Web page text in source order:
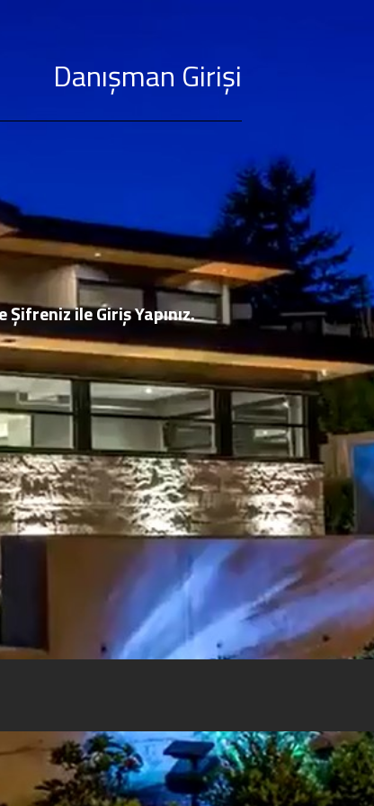
Danışman Girişi
Şifreniz ile Giriş Yapınız.